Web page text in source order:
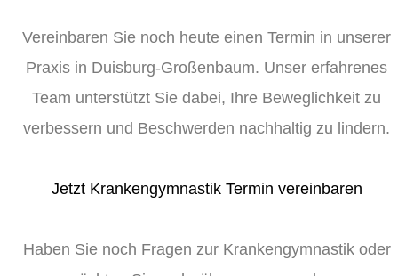
Vereinbaren Sie noch heute einen Termin in unserer
Praxis in Duisburg-Großenbaum. Unser erfahrenes
Team unterstützt Sie dabei, Ihre Beweglichkeit zu
verbessern und Beschwerden nachhaltig zu lindern.
Jetzt Krankengymnastik Termin vereinbaren
Haben Sie noch Fragen zur Krankengymnastik oder